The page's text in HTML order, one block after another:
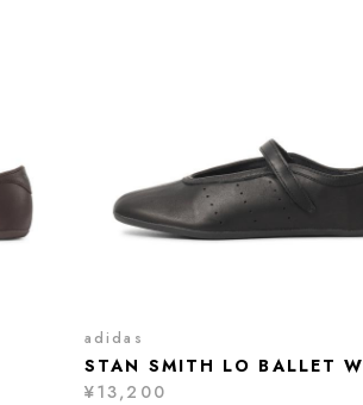
adidas
STAN SMITH LO BALLET W
¥13,200